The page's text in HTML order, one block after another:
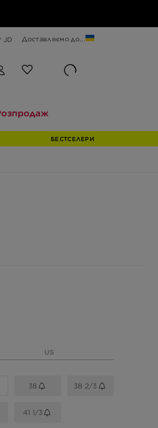
JD Доставляємо до...
БЕСТСЕЛЕРИ
US
38 38 2/3
41 1/3